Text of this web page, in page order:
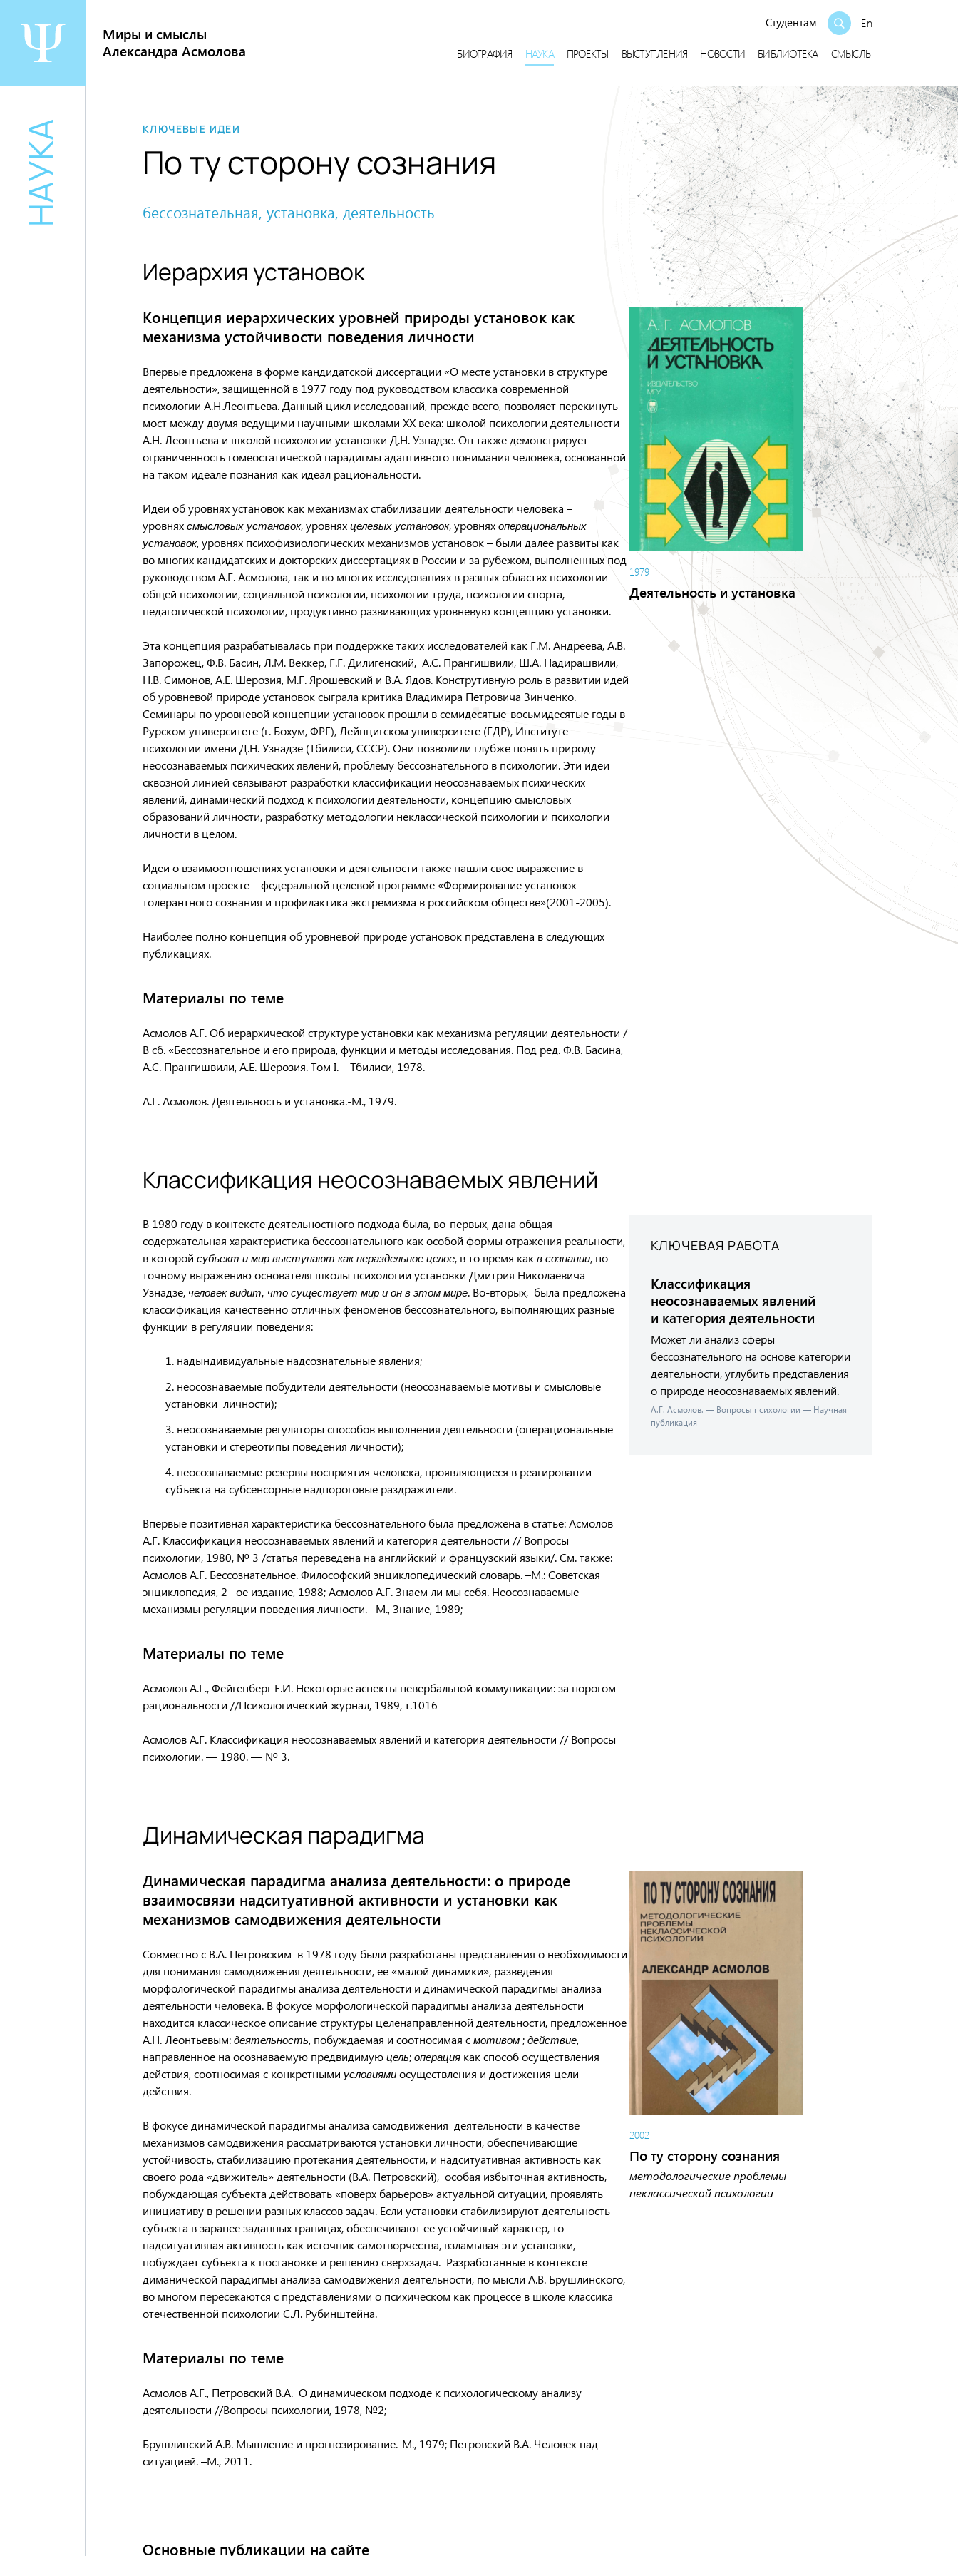
содержанию
Миры и смыслы
Александра Асмолова
Студентам En
БИОГРАФИЯ НАУКА ПРОЕКТЫ ВЫСТУПЛЕНИЯ НОВОСТИ БИБЛИОТЕКА СМЫСЛЫ
НАУКА КЛЮЧЕВЫЕ ИДЕИ
По ту сторону сознания
бессознательная, установка, деятельность
Иерархия установок
Концепция иерархических уровней природы установок как
механизма устойчивости поведения личности
Впервые предложена в форме кандидатской диссертации «О месте установки в структуре
деятельности», защищенной в 1977 году под руководством классика современной
психологии А.Н.Леонтьева. Данный цикл исследований, прежде всего, позволяет перекинуть
мост между двумя ведущими научными школами ХХ века: школой психологии деятельности
А.Н. Леонтьева и школой психологии установки Д.Н. Узнадзе. Он также демонстрирует
ограниченность гомеостатической парадигмы адаптивного понимания человека, основанной
на таком идеале познания как идеал рациональности.
Идеи об уровнях установок как механизмах стабилизации деятельности человека –
уровнях смысловых установок, уровнях целевых установок, уровнях операциональных
установок, уровнях психофизиологических механизмов установок – были далее развиты как
во многих кандидатских и докторских диссертациях в России и за рубежом, выполненных под
руководством А.Г. Асмолова, так и во многих исследованиях в разных областях психологии –
общей психологии, социальной психологии, психологии труда, психологии спорта,
педагогической психологии, продуктивно развивающих уровневую концепцию установки.
Эта концепция разрабатывалась при поддержке таких исследователей как Г.М. Андреева, А.В.
Запорожец, Ф.В. Басин, Л.М. Веккер, Г.Г. Дилигенский, А.С. Прангишвили, Ш.А. Надирашвили,
Н.В. Симонов, А.Е. Шерозия, М.Г. Ярошевский и В.А. Ядов. Конструтивную роль в развитии идей
об уровневой природе установок сыграла критика Владимира Петровича Зинченко.
Семинары по уровневой концепции установок прошли в семидесятые-восьмидесятые годы в
Рурском университете (г. Бохум, ФРГ), Лейпцигском университете (ГДР), Институте
психологии имени Д.Н. Узнадзе (Тбилиси, СССР). Они позволили глубже понять природу
неосознаваемых психических явлений, проблему бессознательного в психологии. Эти идеи
сквозной линией связывают разработки классификации неосознаваемых психических
явлений, динамический подход к психологии деятельности, концепцию смысловых
образований личности, разработку методологии неклассической психологии и психологии
личности в целом.
Идеи о взаимоотношениях установки и деятельности также нашли свое выражение в
социальном проекте – федеральной целевой программе «Формирование установок
толерантного сознания и профилактика экстремизма в российском обществе»(2001-2005).
Наиболее полно концепция об уровневой природе установок представлена в следующих
публикациях.
Материалы по теме
Асмолов А.Г. Об иерархической структуре установки как механизма регуляции деятельности /
В сб. «Бессознательное и его природа, функции и методы исследования. Под ред. Ф.В. Басина,
А.С. Прангишвили, А.Е. Шерозия. Том I. – Тбилиси, 1978.
А.Г. Асмолов. Деятельность и установка.-М., 1979.
1979
Деятельность и установка
Классификация неосознаваемых явлений
В 1980 году в контексте деятельностного подхода была, во-первых, дана общая
содержательная характеристика бессознательного как особой формы отражения реальности,
в которой субъект и мир выступают как нераздельное целое, в то время как в сознании, по
точному выражению основателя школы психологии установки Дмитрия Николаевича
Узнадзе, человек видит, что существует мир и он в этом мире. Во-вторых, была предложена
классификация качественно отличных феноменов бессознательного, выполняющих разные
функции в регуляции поведения:
надындивидуальные надсознательные явления;
неосознаваемые побудители деятельности (неосознаваемые мотивы и смысловые
установки личности);
неосознаваемые регуляторы способов выполнения деятельности (операциональные
установки и стереотипы поведения личности);
неосознаваемые резервы восприятия человека, проявляющиеся в реагировании
субъекта на субсенсорные надпороговые раздражители.
Впервые позитивная характеристика бессознательного была предложена в статье: Асмолов
А.Г. Классификация неосознаваемых явлений и категория деятельности // Вопросы
психологии, 1980, № 3 /статья переведена на английский и французский языки/. См. также:
Асмолов А.Г. Бессознательное. Философский энциклопедический словарь. –М.: Советская
энциклопедия, 2 –ое издание, 1988; Асмолов А.Г. Знаем ли мы себя. Неосознаваемые
механизмы регуляции поведения личности. –М., Знание, 1989;
Материалы по теме
Асмолов А.Г., Фейгенберг Е.И. Некоторые аспекты невербальной коммуникации: за порогом
рациональности //Психологический журнал, 1989, т.1016
Асмолов А.Г. Классификация неосознаваемых явлений и категория деятельности // Вопросы
психологии. — 1980. — № 3.
КЛЮЧЕВАЯ РАБОТА
Классификация
неосознаваемых явлений
и категория деятельности
Может ли анализ сферы
бессознательного на основе категории
деятельности, углубить представления
о природе неосознаваемых явлений.
А.Г. Асмолов. — Вопросы психологии — Научная
публикация
Динамическая парадигма
Динамическая парадигма анализа деятельности: о природе
взаимосвязи надситуативной активности и установки как
механизмов самодвижения деятельности
Совместно с В.А. Петровским в 1978 году были разработаны представления о необходимости
для понимания самодвижения деятельности, ее «малой динамики», разведения
морфологической парадигмы анализа деятельности и динамической парадигмы анализа
деятельности человека. В фокусе морфологической парадигмы анализа деятельности
находится классическое описание структуры целенаправленной деятельности, предложенное
А.Н. Леонтьевым: деятельность, побуждаемая и соотносимая с мотивом ; действие,
направленное на осознаваемую предвидимую цель; операция как способ осуществления
действия, соотносимая с конкретными условиями осуществления и достижения цели
действия.
В фокусе динамической парадигмы анализа самодвижения деятельности в качестве
механизмов самодвижения рассматриваются установки личности, обеспечивающие
устойчивость, стабилизацию протекания деятельности, и надситуативная активность как
своего рода «движитель» деятельности (В.А. Петровский), особая избыточная активность,
побуждающая субъекта действовать «поверх барьеров» актуальной ситуации, проявлять
инициативу в решении разных классов задач. Если установки стабилизируют деятельность
субъекта в заранее заданных границах, обеспечивают ее устойчивый характер, то
надситуативная активность как источник самотворчества, взламывая эти установки,
побуждает субъекта к постановке и решению сверхзадач. Разработанные в контексте
диманической парадигмы анализа самодвижения деятельности, по мысли А.В. Брушлинского,
во многом пересекаются с представлениями о психическом как процессе в школе классика
отечественной психологии С.Л. Рубинштейна.
Материалы по теме
Асмолов А.Г., Петровский В.А. О динамическом подходе к психологическому анализу
деятельности //Вопросы психологии, 1978, №2;
Брушлинский А.В. Мышление и прогнозирование.-М., 1979; Петровский В.А. Человек над
ситуацией. –М., 2011.
Основные публикации на сайте
2002
По ту сторону сознания
методологические проблемы
неклассической психологии